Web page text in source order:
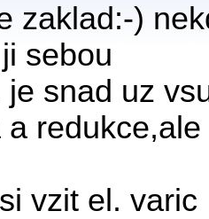
zaklad:-)
sebou
je snad uz
a
vzit el. varic